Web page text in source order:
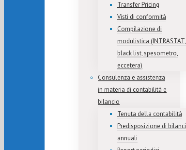
Transfer Pricing
Visti di conformità
Compilazione di
modulistica (INTRASTAT,
black list, spesometro,
eccetera)
Consulenza e assistenza
in materia di contabilità e
bilancio
Tenuta della contabilità
Predisposizione di bilanci
annuali